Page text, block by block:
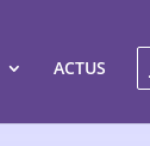
ACTUS